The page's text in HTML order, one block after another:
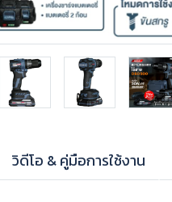
วิดีโอ & คู่มือการใช้งาน